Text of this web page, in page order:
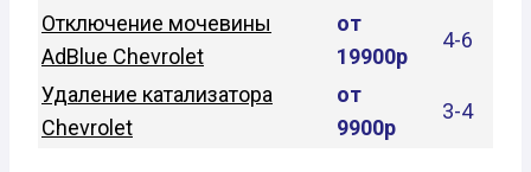
Отключение мочевины
AdBlue Chevrolet
от
19900р
4-6
Удаление катализатора
Chevrolet
от
9900р
3-4